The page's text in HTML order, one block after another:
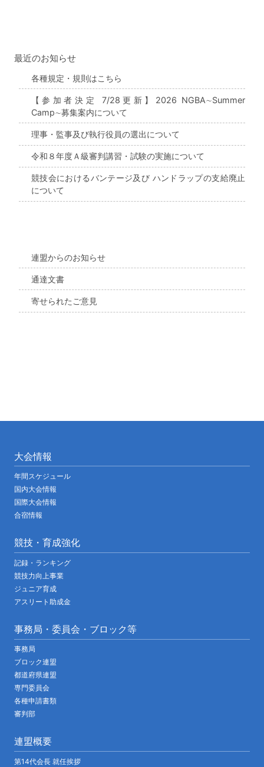
最近のお知らせ
各種規定・規則はこちら
【参加者決定 7/28更新】2026 NGBA∼Summer
Camp∼募集案内について
理事・監事及び執行役員の選出について
令和８年度Ａ級審判講習・試験の実施について
競技会におけるバンテージ及び ハンドラップの支給廃止
について
連盟からのお知らせ
通達文書
寄せられたご意見
大会情報
年間スケジュール
国内大会情報
国際大会情報
合宿情報
競技・育成強化
記録・ランキング
競技力向上事業
ジュニア育成
アスリート助成金
事務局・委員会・ブロック等
事務局
ブロック連盟
都道府県連盟
専門委員会
各種申請書類
審判部
連盟概要
第14代会長 就任挨拶